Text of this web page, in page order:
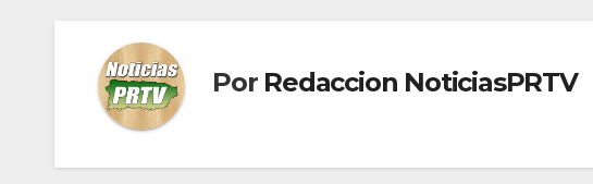
Por Redaccion NoticiasPRTV